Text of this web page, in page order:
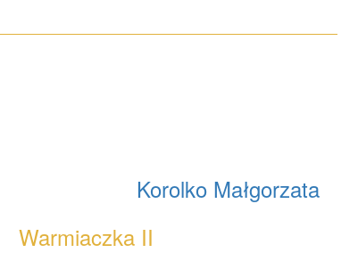
Korolko Małgorzata
Warmiaczka II